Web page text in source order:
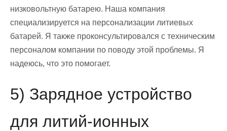
низковольтную батарею. Наша компания
специализируется на персонализации литиевых
батарей. Я также проконсультировался с техническим
персоналом компании по поводу этой проблемы. Я
надеюсь, что это помогает.
5) Зарядное устройство
для литий-ионных